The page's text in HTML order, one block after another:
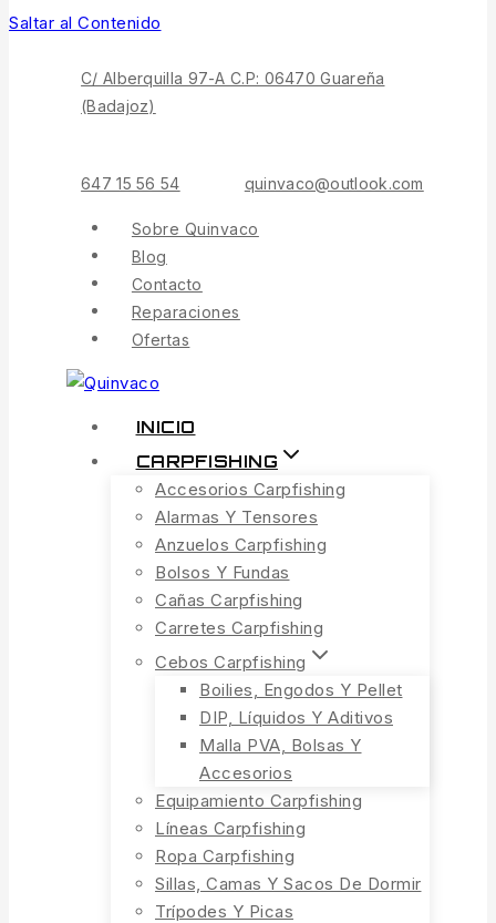
Saltar al Contenido
C/ Alberquilla 97-A C.P: 06470 Guareña
(Badajoz)
647 15 56 54 quinvaco@outlook.com
Sobre Quinvaco
Blog
Contacto
Reparaciones
Ofertas
INICIO
CARPFISHING
Accesorios Carpfishing
Alarmas Y Tensores
Anzuelos Carpfishing
Bolsos Y Fundas
Cañas Carpfishing
Carretes Carpfishing
Cebos Carpfishing
Boilies, Engodos Y Pellet
DIP, Líquidos Y Aditivos
Malla PVA, Bolsas Y
Accesorios
Equipamiento Carpfishing
Líneas Carpfishing
Ropa Carpfishing
Sillas, Camas Y Sacos De Dormir
Trípodes Y Picas